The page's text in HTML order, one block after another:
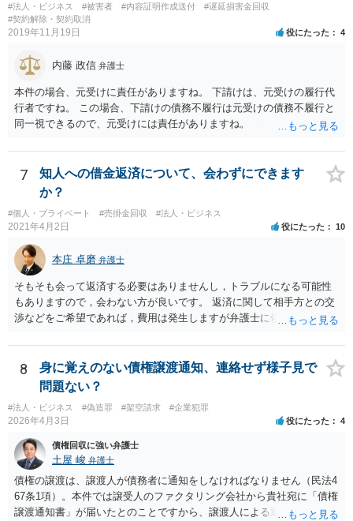
#法人・ビジネス #被害者 #内容証明作成送付
#遅延損害金回収
#契約解除・契約取消
2019年11月19日 役にたった 4
内藤 政信 弁護士
本件の場合、元受けに責任がありますね。 下請けは、元受けの履行代
行者ですね。 この場合、下請けの債務不履行は元受けの債務不履行と
同一視できるので、元受けには責任がありますね。
7
知人への借金返済について、会わずにできます
か？
#個人・プライベート #売掛金回収 #法人・ビジネス
2021年4月2日 役にたった 10
本庄 卓磨 弁護士
そもそも会って返済する必要はありませんし，トラブルになる可能性
もありますので，会わない方が良いです。 返済に関して相手方との交
渉などをご希望であれば，費用は発生しますが弁護士に依頼すること
きますので，ご自身で対応する必要はなくなります。
8
身に覚えのない債権譲渡通知、連絡せず様子見で
問題ない？
#法人・ビジネス #偽造罪 #架空請求 #企業犯罪
2026年4月3日 役にたった 4
債権回収に強い弁護士
土屋 峻 弁護士
債権の譲渡は、譲渡人が債務者に通知をしなければなりません（民法4
67条1項）。本件では譲受人のファクタリング会社から貴社宛に「債権
譲渡通知書」が届いたとのことですから、譲渡人による通知ではない